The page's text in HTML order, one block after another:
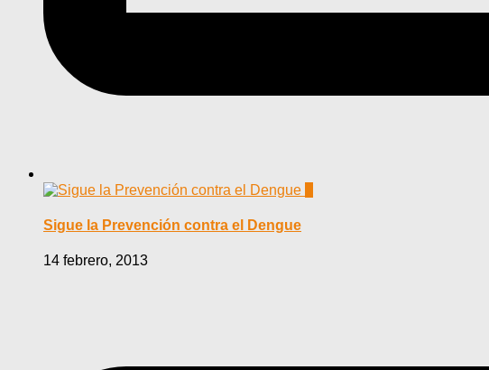
Sigue la Prevención contra el Dengue
14 febrero, 2013